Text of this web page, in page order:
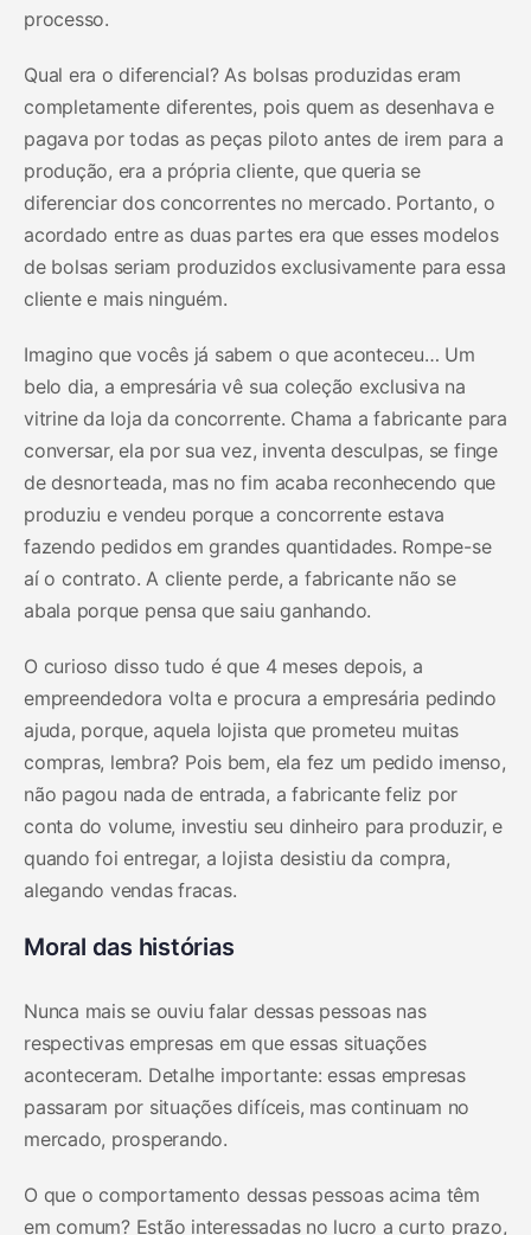
processo.
Qual era o diferencial? As bolsas produzidas eram
completamente diferentes, pois quem as desenhava e
pagava por todas as peças piloto antes de irem para a
produção, era a própria cliente, que queria se
diferenciar dos concorrentes no mercado. Portanto, o
acordado entre as duas partes era que esses modelos
de bolsas seriam produzidos exclusivamente para essa
cliente e mais ninguém.
Imagino que vocês já sabem o que aconteceu… Um
belo dia, a empresária vê sua coleção exclusiva na
vitrine da loja da concorrente. Chama a fabricante para
conversar, ela por sua vez, inventa desculpas, se finge
de desnorteada, mas no fim acaba reconhecendo que
produziu e vendeu porque a concorrente estava
fazendo pedidos em grandes quantidades. Rompe-se
aí o contrato. A cliente perde, a fabricante não se
abala porque pensa que saiu ganhando.
O curioso disso tudo é que 4 meses depois, a
empreendedora volta e procura a empresária pedindo
ajuda, porque, aquela lojista que prometeu muitas
compras, lembra? Pois bem, ela fez um pedido imenso,
não pagou nada de entrada, a fabricante feliz por
conta do volume, investiu seu dinheiro para produzir, e
quando foi entregar, a lojista desistiu da compra,
alegando vendas fracas.
Moral das histórias
Nunca mais se ouviu falar dessas pessoas nas
respectivas empresas em que essas situações
aconteceram. Detalhe importante: essas empresas
passaram por situações difíceis, mas continuam no
mercado, prosperando.
O que o comportamento dessas pessoas acima têm
em comum? Estão interessadas no lucro a curto prazo,